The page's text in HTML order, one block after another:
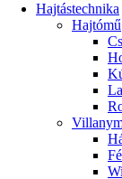
Hajtástechnika
Hajtómű